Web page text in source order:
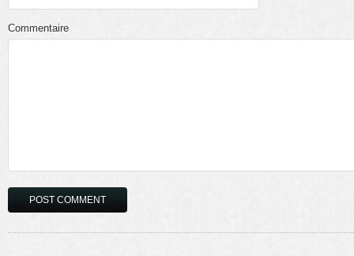
Commentaire